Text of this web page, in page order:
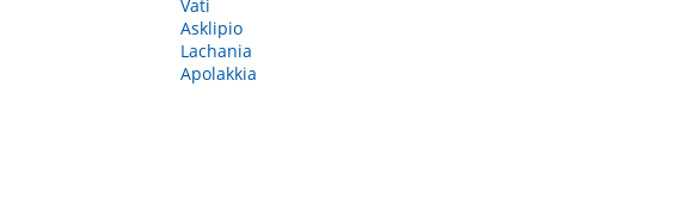
Vati
Asklipio
Lachania
Apolakkia